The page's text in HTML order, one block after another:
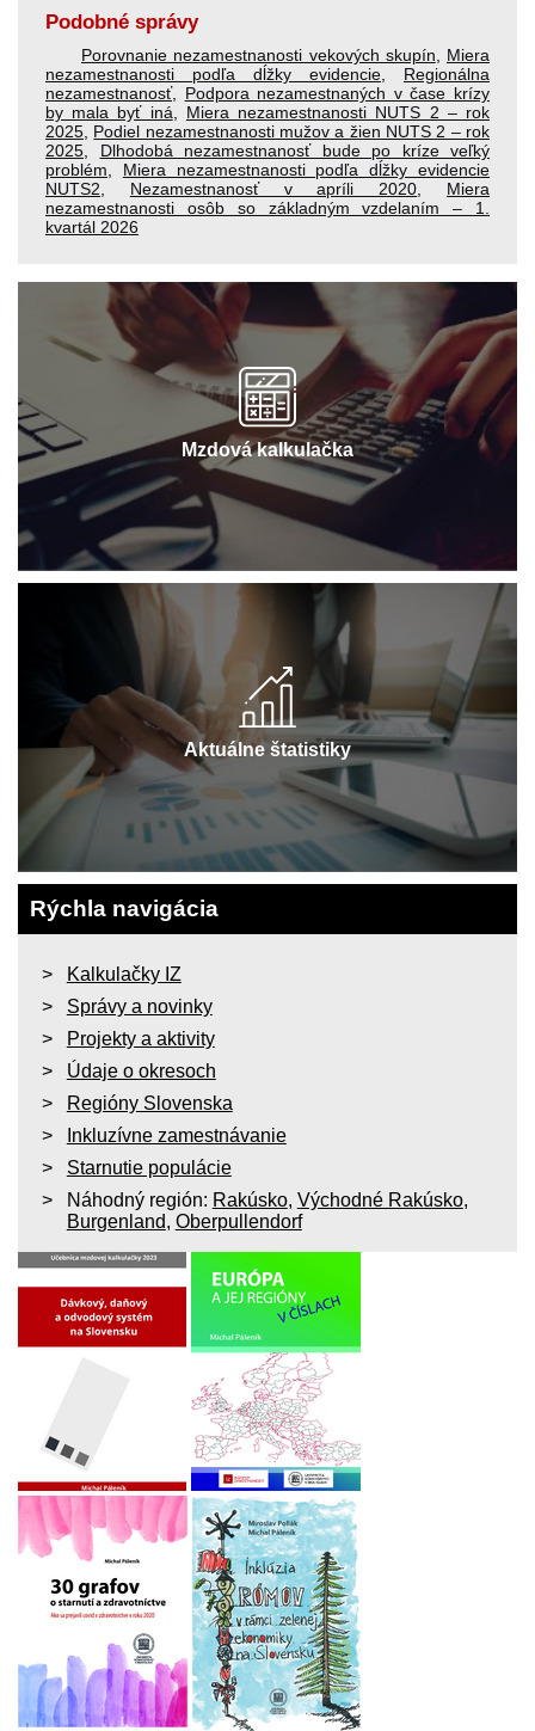
Podobné správy
Porovnanie nezamestnanosti vekových skupín
Miera
nezamestnanosti podľa dĺžky evidencie
Regionálna
nezamestnanosť, Podpora nezamestnaných v čase krízy
by mala byť iná
Miera nezamestnanosti NUTS 2 – rok
2025 Podiel nezamestnanosti mužov a žien NUTS 2 – rok
2025
Dlhodobá nezamestnanosť bude po kríze veľký
problém
Miera nezamestnanosti podľa dĺžky evidencie
NUTS2
Nezamestnanosť v apríli 2020
Miera
nezamestnanosti osôb so základným vzdelaním – 1.
kvartál 2026
Mzdová kalkulačka
Aktuálne štatistiky
Rýchla navigácia
Kalkulačky IZ
Správy a novinky
Projekty a aktivity
Údaje o okresoch
Regióny Slovenska
Inkluzívne zamestnávanie
Starnutie populácie
Náhodný región: Rakúsko, Východné Rakúsko,
Burgenland, Oberpullendorf